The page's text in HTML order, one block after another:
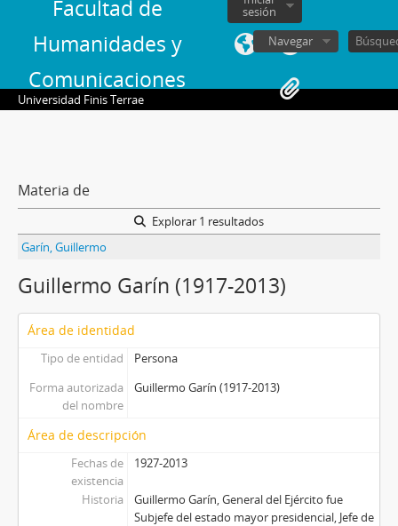
Facultad de
Humanidades y
Comunicaciones
sesión
Navegar
Universidad Finis Terrae
Materia de
Explorar 1 resultados
Garín, Guillermo
Guillermo Garín (1917-2013)
Área de identidad
Tipo de entidad
Persona
Forma autorizada
del nombre
Guillermo Garín (1917-2013)
Área de descripción
Fechas de
existencia
1927-2013
Historia
Guillermo Garín, General del Ejército fue
Subjefe del estado mayor presidencial, Jefe de